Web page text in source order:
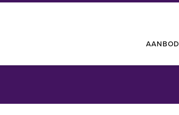
AANBOD